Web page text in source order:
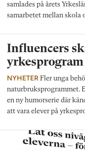
samlades på årets
samarbetet mellan skola
Influencers
yrkesprogram
NYHETER Fler unga
naturbruksprogrammet.
en ny humorserie där
att vara elever på